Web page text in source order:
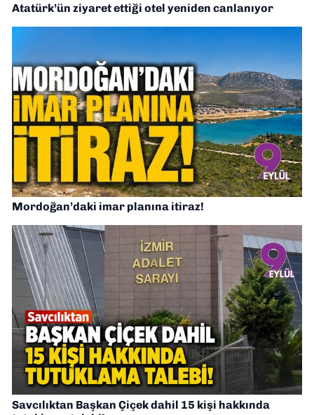
Atatürk’ün ziyaret ettiği otel yeniden canlanıyor
Mordoğan’daki imar planına itiraz!
Savcılıktan Başkan Çiçek dahil 15 kişi hakkında